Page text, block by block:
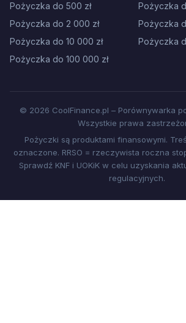
Pożyczka do 500 zł
Pożyczka
Pożyczka do 2 000 zł
Pożyczka
Pożyczka do 10 000 zł
Pożyczka
Pożyczka do 100 000 zł
© 2026 CoolFinance.pl – Porównywarka
Wszystkie prawa
Pożyczki są produktami finansowymi.
oznaczone. RRSO = rzeczywista roczna
Sprawdź KNF i UOKiK w celu uzyskania
regulacyjnych.